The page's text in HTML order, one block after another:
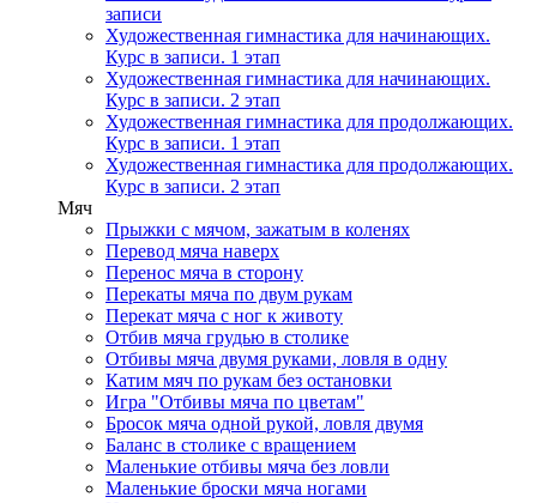
записи
Художественная гимнастика для начинающих.
Курс в записи. 1 этап
Художественная гимнастика для начинающих.
Курс в записи. 2 этап
Художественная гимнастика для продолжающих.
Курс в записи. 1 этап
Художественная гимнастика для продолжающих.
Курс в записи. 2 этап
Мяч
Прыжки с мячом, зажатым в коленях
Перевод мяча наверх
Перенос мяча в сторону
Перекаты мяча по двум рукам
Перекат мяча с ног к животу
Отбив мяча грудью в столике
Отбивы мяча двумя руками, ловля в одну
Катим мяч по рукам без остановки
Игра "Отбивы мяча по цветам"
Бросок мяча одной рукой, ловля двумя
Баланс в столике с вращением
Маленькие отбивы мяча без ловли
Маленькие броски мяча ногами